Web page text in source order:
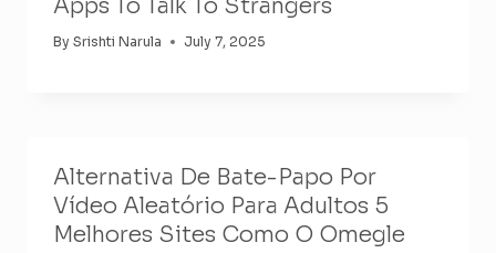
Apps To Talk To Strangers
By Srishti Narula July 7, 2025
Alternativa De Bate-Papo Por
Vídeo Aleatório Para Adultos 5
Melhores Sites Como O Omegle